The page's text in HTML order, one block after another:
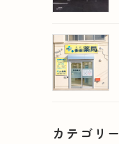
カテゴリー